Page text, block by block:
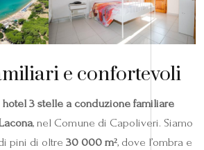
e confortevoli
hotel 3 stelle a conduzione familiare
, nel Comune di Capoliveri. Siamo
pini di oltre 30 000 m², dove l’ombra e